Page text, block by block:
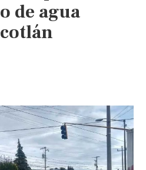
de agua